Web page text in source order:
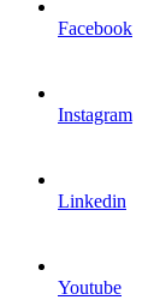
Facebook
Instagram
Linkedin
Youtube